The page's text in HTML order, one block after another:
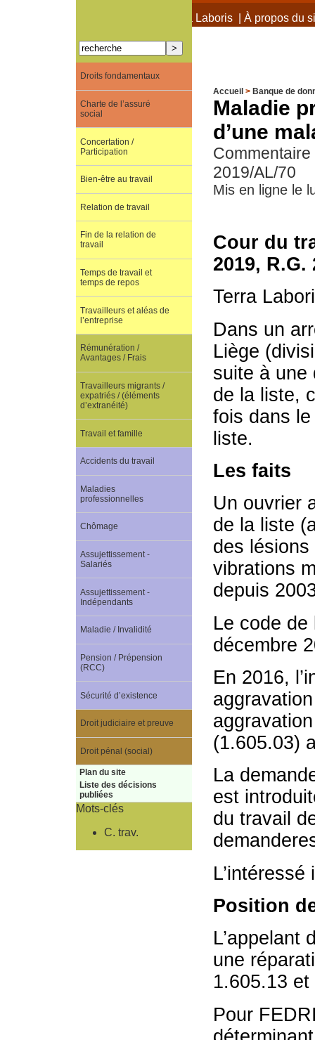
À propos de Terra Laboris| À propos du
Accueil > Banque de
Maladie
d’une
2019/AL/70
Mis en ligne le
Cour du
2019, R.G.
Terra
Dans un
Liège
suite à une
de la liste,
fois dans
liste.
Les faits
Un ouvrier
de la liste
des
vibrations
depuis
Le code
décembre
En 2016,
(1.605.03)
La
est
du travail
Position
L’appelant
une
1.605.13 et
Pour
Droits fondamentaux
Charte de l’assuré
social
Concertation /
Participation
Bien-être au travail
Relation de travail
Fin de la relation de
travail
Temps de travail et
temps de repos
Travailleurs et aléas de
l’entreprise
Rémunération /
Avantages / Frais
Travailleurs migrants /
expatriés / (éléments
d’extranéité)
Travail et famille
Accidents du travail
Maladies
professionnelles
Chômage
Assujettissement -
Salariés
Assujettissement -
Indépendants
Maladie / Invalidité
Pension / Prépension
(RCC)
Sécurité d’existence
Droit judiciaire et preuve
Droit pénal (social)
Plan du site
Liste des décisions
publiées
Mots-clés
C. trav.